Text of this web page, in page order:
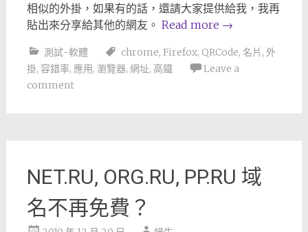
相似的外掛，如果有的話，還請大家提供給我，我再
貼出來分享給其他的網友。 Read more →
測試-軟體 chrome, Firefox, QRCode, 名片 , 外
掛, 容錯率, 應用, 瀏覽器, 網址, 高鐵
Leave a
comment
NET.RU, ORG.RU, PP.RU 域
名不再免費？